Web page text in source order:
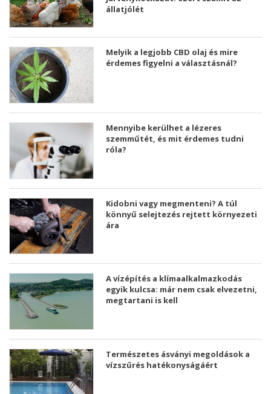
állatjólét
Melyik a legjobb CBD olaj és mire
érdemes figyelni a választásnál?
Mennyibe kerülhet a lézeres
szemműtét, és mit érdemes tudni
róla?
Kidobni vagy megmenteni? A túl
könnyű selejtezés rejtett környezeti
ára
A vízépítés a klímaalkalmazkodás
egyik kulcsa: már nem csak elvezetni,
megtartani is kell
Természetes ásványi megoldások a
vízszűrés hatékonyságáért